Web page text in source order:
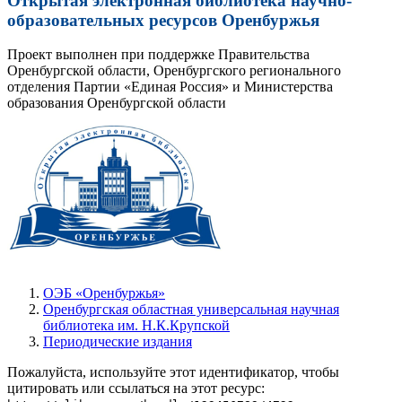
образовательных ресурсов Оренбуржья
Проект выполнен при поддержке Правительства
Оренбургской области, Оренбургского регионального
отделения Партии «Единая Россия» и Министерства
образования Оренбургской области
ОЭБ «Оренбуржья»
Оренбургская областная универсальная научная
библиотека им. Н.К.Крупской
Периодические издания
Пожалуйста, используйте этот идентификатор, чтобы
цитировать или ссылаться на этот ресурс: